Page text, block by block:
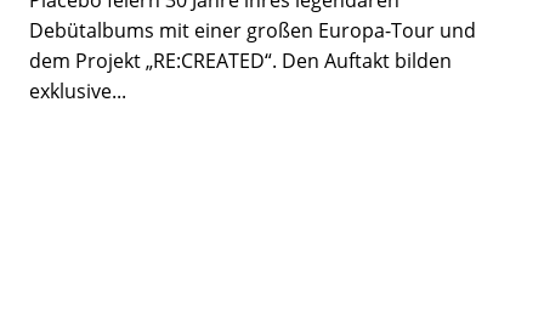
Debütalbums mit einer großen Europa-Tour und
dem Projekt „RE:CREATED“. Den Auftakt bilden
exklusive...